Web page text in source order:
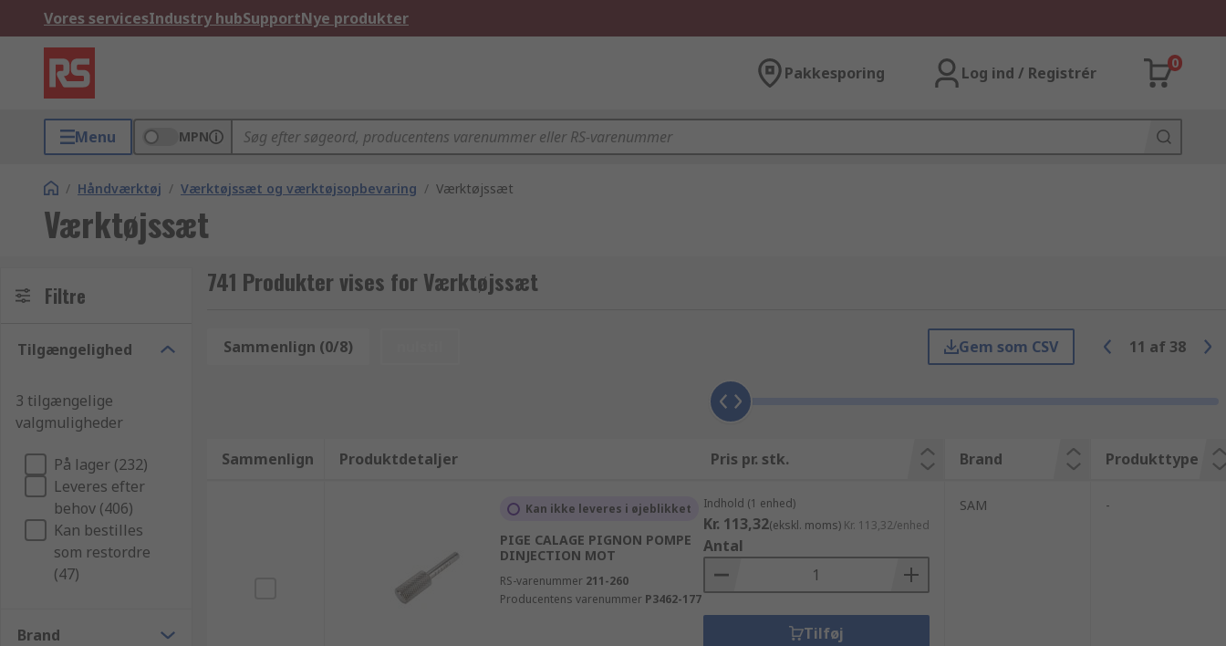
Vores servicesIndustry hubSupportNye produkter
Pakkesporing Log ind / Registrér
0
Menu MPN
/ Håndværktøj / Værktøjssæt og værktøjsopbevaring / Værktøjssæt
Værktøjssæt
Filtre
Tilgængelighed
3 tilgængelige
valgmuligheder
På lager (232)
Leveres efter
behov (406)
Kan bestilles
som restordre
(47)
Brand
741 Produkter vises for Værktøjssæt
Sammenlign (0/8) Gem som CSV 11 af 38
Sammenlign Produktdetaljer Pris pr. stk. Brand Produkttype
Kan ikke leveres i øjeblikket
PIGE CALAGE PIGNON POMPE
DINJECTION MOT
RS-varenummer 211-260
Producentens varenummer P3462-177
Indhold (1 enhed)
Kr. 113,32(ekskl. moms) Kr. 113,32/enhed
Antal
Tilføj
SAM -